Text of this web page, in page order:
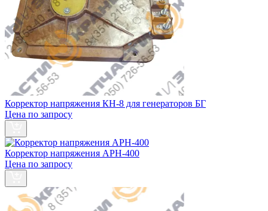
Корректор напряжения КН-8 для генераторов БГ
Цена по запросу
Корректор напряжения АРН-400
Цена по запросу